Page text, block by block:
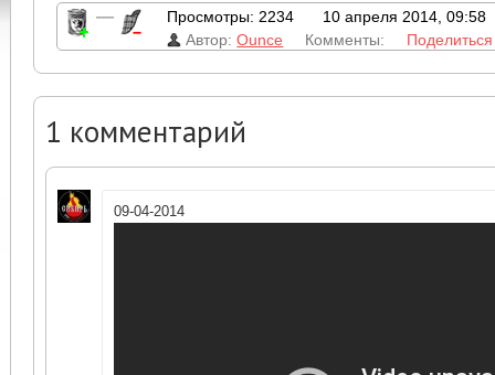
— Просмотры: 2234
10 апреля 2014, 09:58
Автор:Ounce Комменты: Поделиться
1 комментарий
09-04-2014